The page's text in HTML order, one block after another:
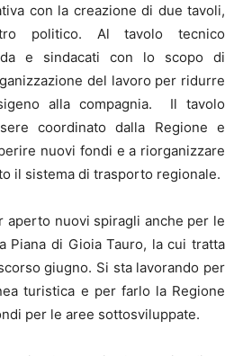
con la creazione di due tavoli,
politico. Al tavolo tecnico
e sindacati con lo scopo di
del lavoro per ridurre
alla compagnia. Il tavolo
coordinato dalla Regione e
nuovi fondi e a riorganizzare
il sistema di trasporto regionale.
aperto nuovi spiragli anche per le
Piana di Gioia Tauro, la cui tratta
giugno. Si sta lavorando per
turistica e per farlo la Regione
per le aree sottosviluppate.